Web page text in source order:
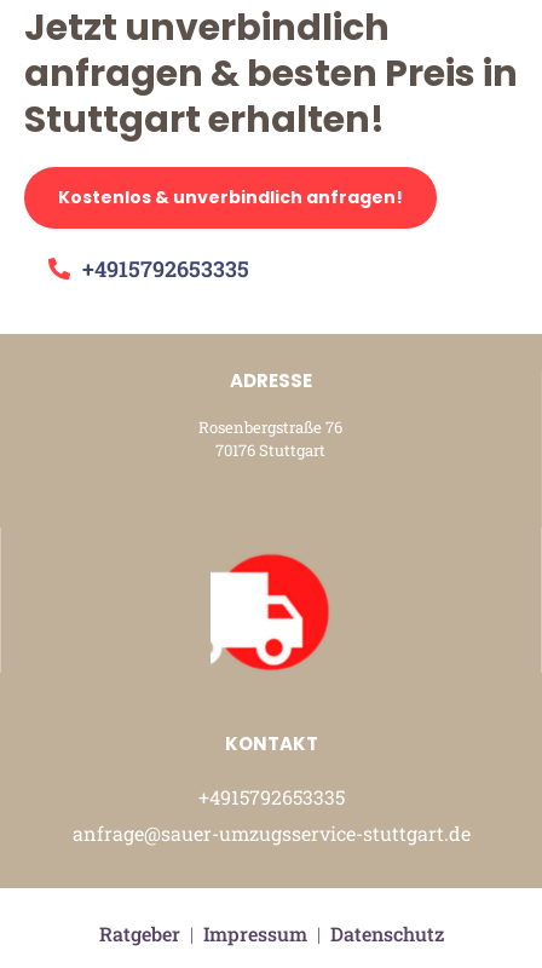
Jetzt unverbindlich
anfragen & besten Preis in
Stuttgart erhalten!
Kostenlos & unverbindlich anfragen!
+4915792653335
ADRESSE
Rosenbergstraße 76
70176 Stuttgart
KONTAKT
+4915792653335
anfrage@sauer-umzugsservice-stuttgart.de
Ratgeber| Impressum| Datenschutz